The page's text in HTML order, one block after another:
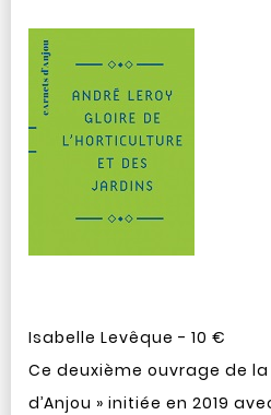
Isabelle Levêque - 10 €
Ce deuxième ouvrage de
d’Anjou » initiée en 2019